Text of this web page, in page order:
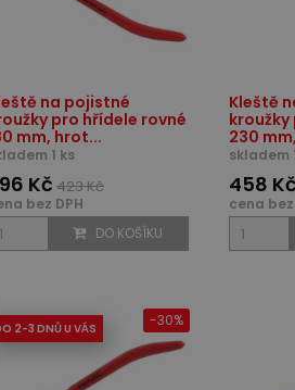
na pojistné
pro hřídele rovné
mm, hrot...
1 ks
Kč 423 Kč
bez DPH
DO KOŠÍKU
Kleště
230
skladem
458 Kč
cena bez
2-3 DNŮ U VÁS -30%